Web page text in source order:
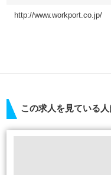
http://www.workport.co.jp/
この求人を見ている